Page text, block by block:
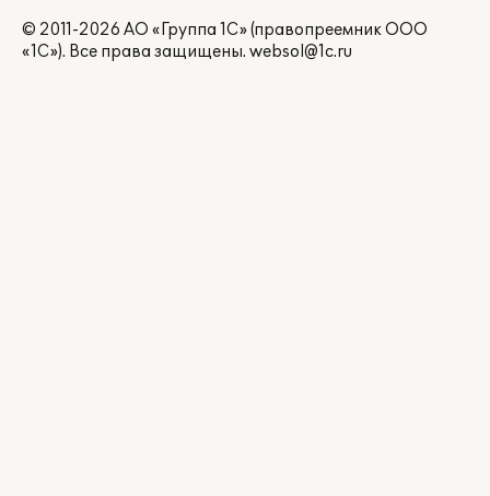
© 2011-2026 АО «Группа 1С» (правопреемник ООО
«1С»). Все права защищены. websol@1c.ru